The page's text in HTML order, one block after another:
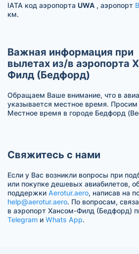
IATA код аэропорта UWA , аэропорт
км.
Важная информация при
вылетах из/в аэропорта
Филд (Бедфорд)
Обращаем Ваше внимание, что в
указывается местное время. Просим
Местное время в городе Бедфорд
Свяжитесь с нами
Если у Вас возникли вопросы при
или покупке дешевых авиабилетов,
поддержки Aerotur.aero, написав на
help@aerotur.aero. По вопросам,
в аэропорт Хансом-Филд (Бедфорд)
Telegram и Whats App.